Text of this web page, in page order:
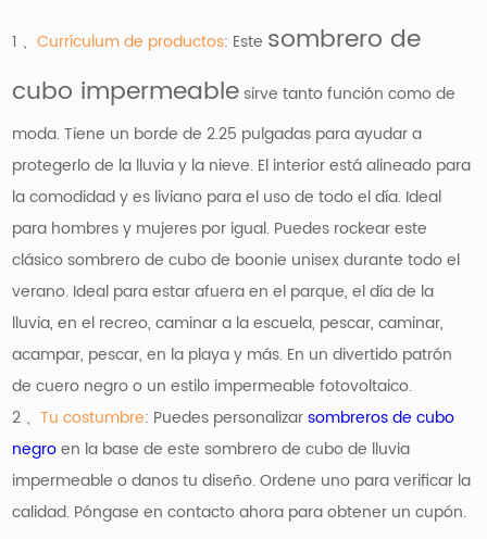
1 、Currículum de productos: Este sombrero de
cubo impermeablesirve tanto función como de
moda. Tiene un borde de 2.25 pulgadas para ayudar a
protegerlo de la lluvia y la nieve. El interior está alineado para
la comodidad y es liviano para el uso de todo el día. Ideal
para hombres y mujeres por igual. Puedes rockear este
clásico sombrero de cubo de boonie unisex durante todo el
verano. Ideal para estar afuera en el parque, el día de la
lluvia, en el recreo, caminar a la escuela, pescar, caminar,
acampar, pescar, en la playa y más. En un divertido patrón
de cuero negro o un estilo impermeable fotovoltaico.
2 、Tu costumbre: Puedes personalizarsombreros de cubo
negroen la base de este sombrero de cubo de lluvia
impermeable o danos tu diseño. Ordene uno para verificar la
calidad. Póngase en contacto ahora para obtener un cupón.